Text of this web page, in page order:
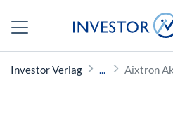
Investor Verlag Aixtron